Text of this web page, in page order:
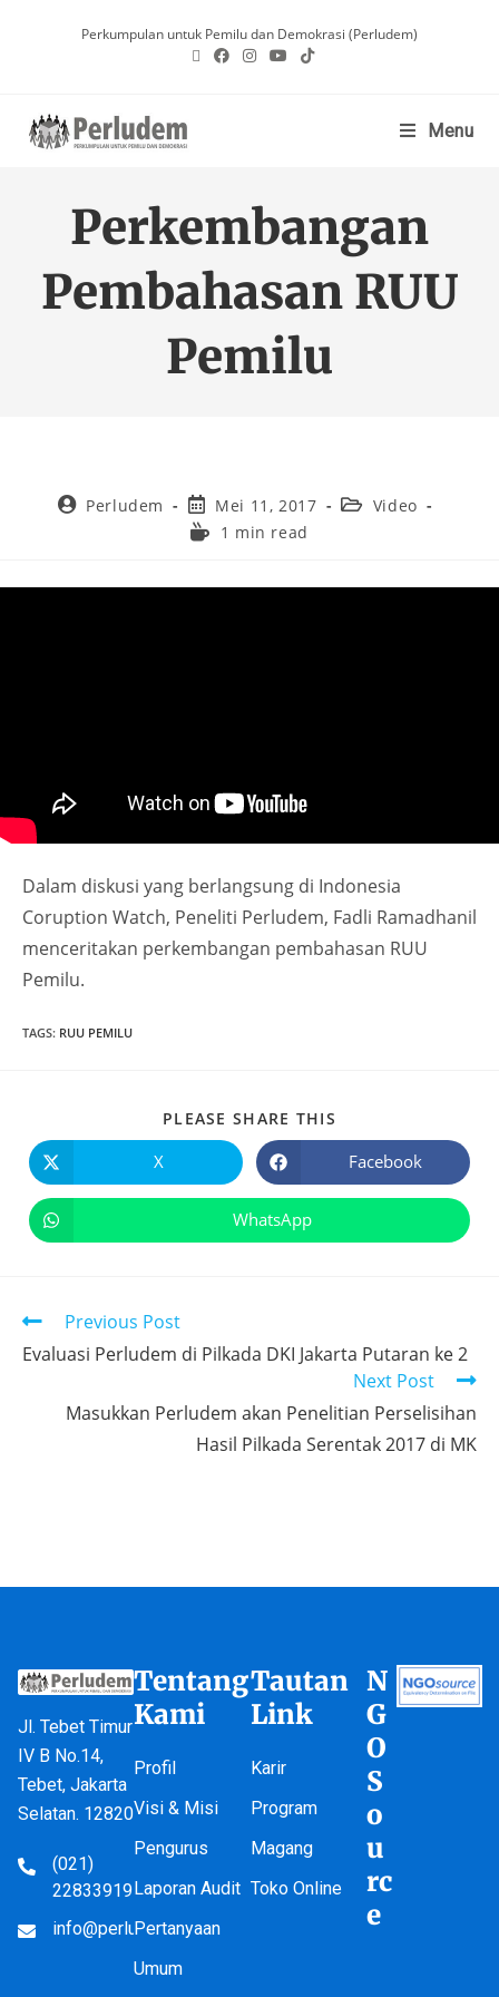
Perkumpulan untuk Pemilu dan Demokrasi (Perludem)
Menu
Perkembangan
Pembahasan RUU
Pemilu
Perludem Mei 11, 2017
Video
1 min read
Dalam diskusi yang berlangsung di Indonesia
Coruption Watch, Peneliti Perludem, Fadli Ramadhanil
menceritakan perkembangan pembahasan RUU
Pemilu.
TAGS: RUU PEMILU
PLEASE SHARE THIS
X Facebook
WhatsApp
Previous Post
Evaluasi Perludem di Pilkada DKI Jakarta Putaran ke 2
Next Post
Masukkan Perludem akan Penelitian Perselisihan
Hasil Pilkada Serentak 2017 di MK
Jl. Tebet Timur
IV B No.14,
Tebet, Jakarta
Selatan. 12820
(021)
22833919
info@perludem.or.id
Tentang
Kami
Profil
Visi & Misi
Pengurus
Laporan Audit
Pertanyaan
Umum
Tautan
Link
Karir
Program
Magang
Toko Online
N
G
O
S
o
u
rc
e